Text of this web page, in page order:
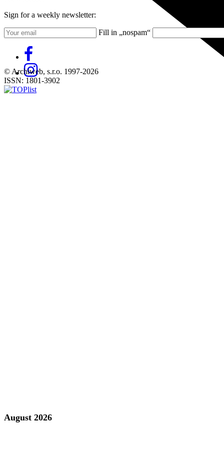
August 2026
Sign for a weekly newsletter:
Fill in „nospam“
© Archiweb, s.r.o. 1997-2026
ISSN: 1801-3902